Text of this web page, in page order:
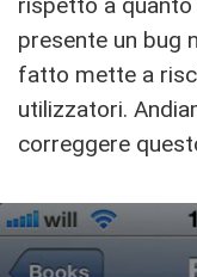
presente un bug
fatto mette a
utilizzatori.
correggere